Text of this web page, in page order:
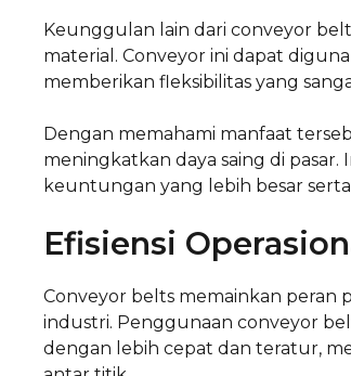
Keunggulan lain dari conveyor
material. Conveyor ini dapat
memberikan fleksibilitas yang
Dengan memahami manfaat
meningkatkan daya saing di
keuntungan yang lebih besar
Efisiensi
Conveyor belts memainkan peran
industri. Penggunaan conveyor
dengan lebih cepat dan teratur,